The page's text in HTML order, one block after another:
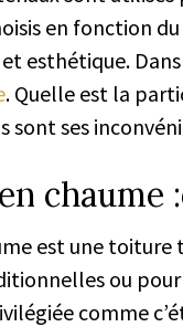
en fonction
esthétique.
. Quelle est la
sont ses
chaume
est une toiture
ou
comme